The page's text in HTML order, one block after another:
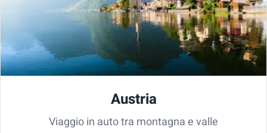
Austria
Viaggio in auto tra montagna e valle